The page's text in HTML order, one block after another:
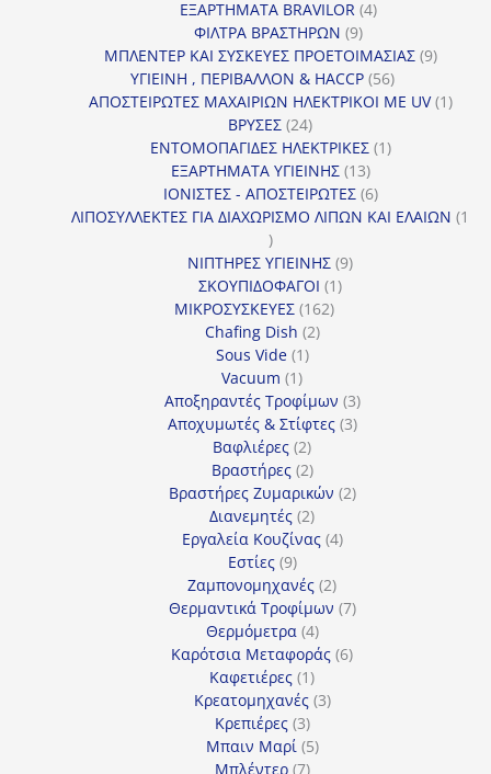
προϊόντα
ΕΞΑΡΤΗΜΑΤΑ BRAVILOR 44
ΦΙΛΤΡΑ ΒΡΑΣΤΗΡΩΝ 99
προϊόντα
ΜΠΛΕΝΤΕΡ ΚΑΙ ΣΥΣΚΕΥΕΣ ΠΡΟΕΤΟΙΜΑΣΙΑΣ 99
ΥΓΙΕΙΝΗ , ΠΕΡΙΒΑΛΛΟΝ & HACCP 5656
προϊόντα
ΑΠΟΣΤΕΙΡΩΤΕΣ ΜΑΧΑΙΡΙΩΝ ΗΛΕΚΤΡΙΚΟΙ ΜΕ UV 11
ΒΡΥΣΕΣ 2424
προϊόντα
ΕΝΤΟΜΟΠΑΓΙΔΕΣ ΗΛΕΚΤΡΙΚΕΣ 11
ΕΞΑΡΤΗΜΑΤΑ ΥΓΙΕΙΝΗΣ 1313
προϊόντα
ΙΟΝΙΣΤΕΣ - ΑΠΟΣΤΕΙΡΩΤΕΣ 66
προϊόντα
ΛΙΠΟΣΥΛΛΕΚΤΕΣ ΓΙΑ ΔΙΑΧΩΡΙΣΜΟ ΛΙΠΩΝ ΚΑΙ ΕΛΑΙΩΝ 1
1
προϊόν
ΝΙΠΤΗΡΕΣ ΥΓΙΕΙΝΗΣ 99
ΣΚΟΥΠΙΔΟΦΑΓΟΙ 11
ΜΙΚΡΟΣΥΣΚΕΥΕΣ 162162
Chafing Dish 22
Sous Vide 11
Vacuum 11
προϊόν
Αποξηραντές Τροφίμων 33
προϊόντα
Αποχυμωτές & Στίφτες 33
Βαφλιέρες 22
προϊόντα
Βραστήρες 22
προϊόντα
Βραστήρες Ζυμαρικών 22
Διανεμητές 22
προϊόντα
Εργαλεία Κουζίνας 44
Εστίες 99
προϊόντα
Ζαμπονομηχανές 22
προϊόντα
Θερμαντικά Τροφίμων 77
Θερμόμετρα 44
προϊόντα
Καρότσια Μεταφοράς 66
Καφετιέρες 11
προϊόν
Κρεατομηχανές 33
Κρεπιέρες 33
προϊόντα
Μπαιν Μαρί 55
Μπλέντερ 77